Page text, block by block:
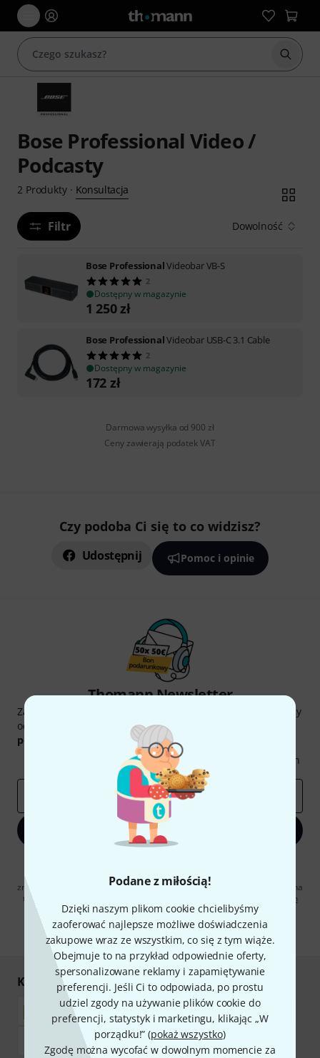
Podane z miłością!
Dzięki naszym plikom cookie chcielibyśmy
zaoferować najlepsze możliwe doświadczenia
zakupowe wraz ze wszystkim, co się z tym wiąże.
Obejmuje to na przykład odpowiednie oferty,
spersonalizowane reklamy i zapamiętywanie
preferencji. Jeśli Ci to odpowiada, po prostu
udziel zgody na używanie plików cookie do
preferencji, statystyk i marketingu, klikając „W
porządku!” (pokaż wszystko)
Zgodę można wycofać w dowolnym momencie za
Bose Professional Video /
Podcasty
2 Produkty· Konsultacja
Filtr Dowolność
Bose ProfessionalVideobar VB-S
2
Dostępny w magazynie
1 250zł
Bose ProfessionalVideobar USB-C 3.1 Cable
2
Dostępny w magazynie
172 zł
Darmowa wysyłka od 900 zł
Ceny zawierają podatek VAT
Czy podoba Ci się to co widzisz?
Udostępnij Pomoc i opinie
Thomann Newsletter
Zapisz się do Thomann Newsletter w języku polskim, a przy
odrobinie szczęścia możesz wygrać jeden z
podarunkowych
50 €
!
Oferty Spostrzeżenia Thomann
Zapisz się teraz
materialów reklamowych przesyłanych drogą elektroniczną. Możesz
zrezygnować z subskrypcji w dowolnym momencie. Więcej informacji na
temat newslettera można znaleźć w naszych
wytycznych dotyczących
ochrony danych ososbowych.
Kupuj i płać bezpiecznie